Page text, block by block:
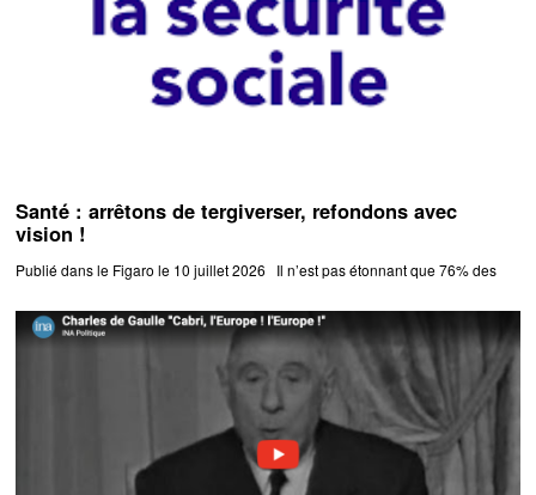
Santé : arrêtons de tergiverser, refondons avec
vision !
Publié dans le Figaro le 10 juillet 2026 Il n’est pas étonnant que 76% des